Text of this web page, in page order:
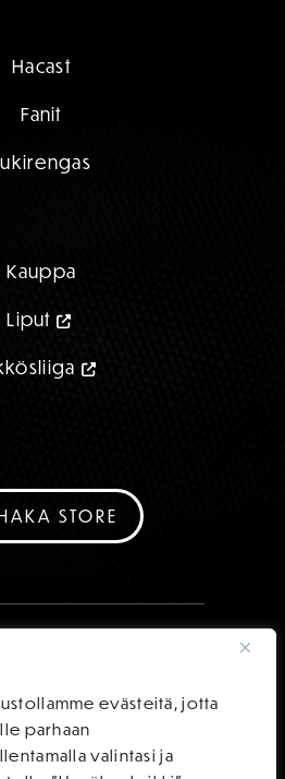
evästeitä, jotta
parhaan
valintasi ja
Hacast
Fanit
Kauppa
Liput
STORE